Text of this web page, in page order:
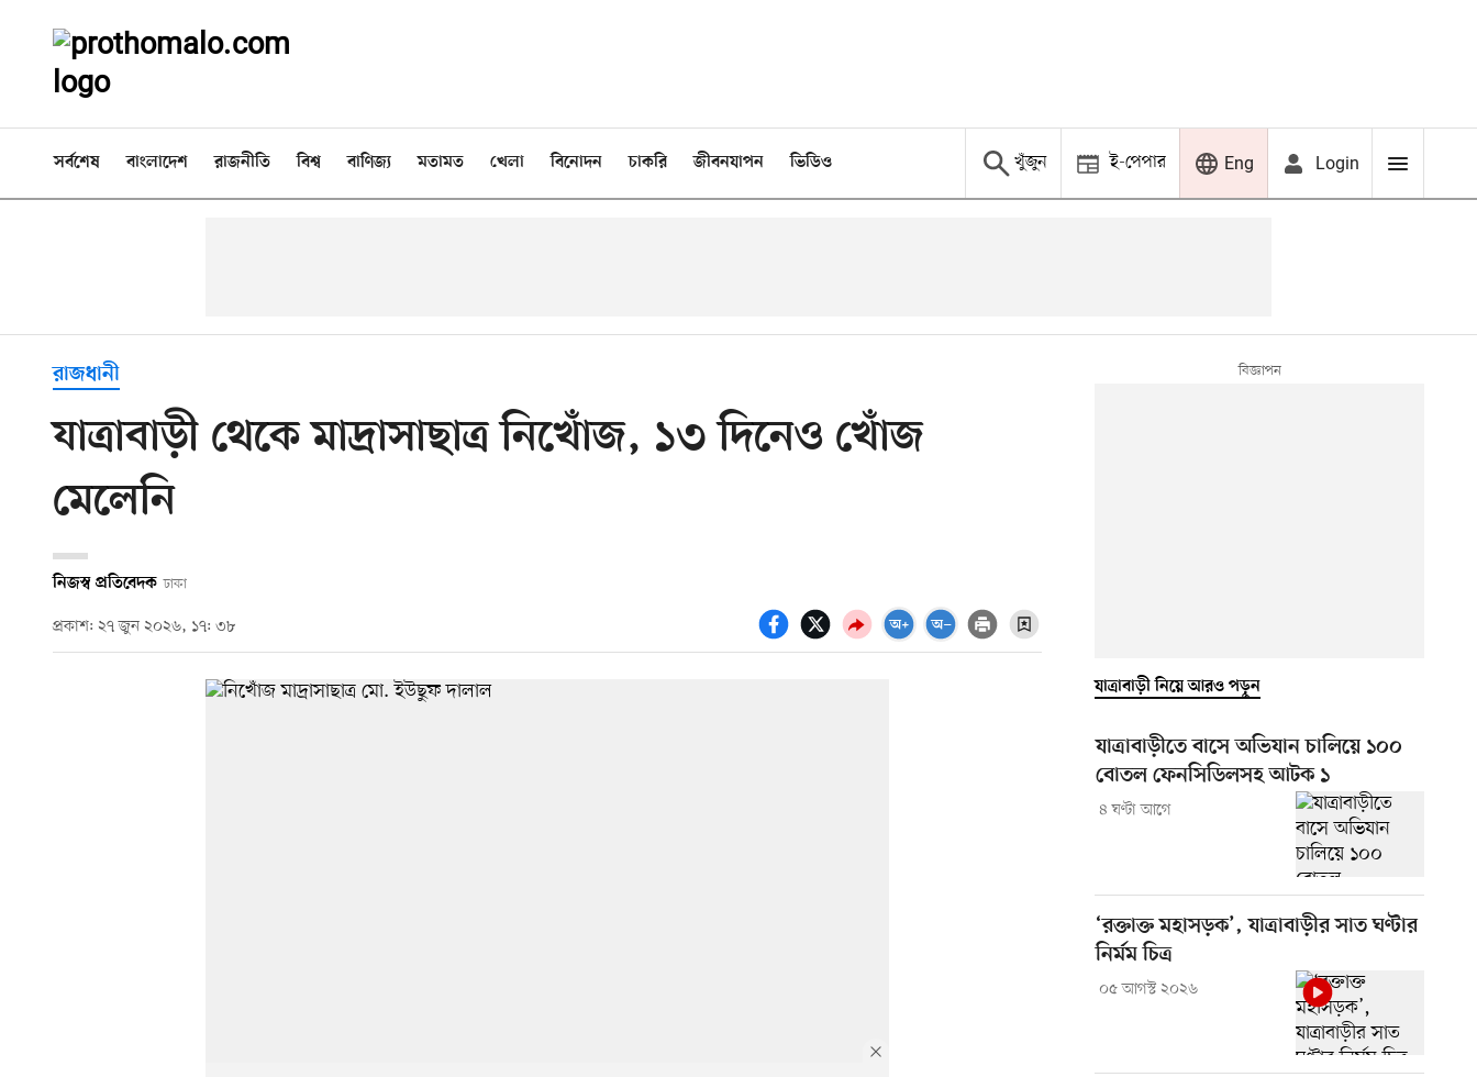
সর্বশেষ বাংলাদেশ রাজনীতি বিশ্ব বাণিজ্য মতামত খেলা বিনোদন চাকরি জীবনযাপন ভিডিও খুঁজুন ই-পেপার Eng Login
রাজধানী
যাত্রাবাড়ী থেকে মাদ্রাসাছাত্র নিখোঁজ, ১৩ দিনেও খোঁজ
মেলেনি
নিজস্ব প্রতিবেদক ঢাকা
প্রকাশ: ২৭ জুন ২০২৬, ১৭: ৩৮
যাত্রাবাড়ী নিয়ে আরও পড়ুন
যাত্রাবাড়ীতে বাসে অভিযান চালিয়ে ১০০
বোতল ফেনসিডিলসহ আটক ১
৪ ঘণ্টা আগে
‘রক্তাক্ত মহাসড়ক’, যাত্রাবাড়ীর সাত ঘণ্টার
নির্মম চিত্র
০৫ আগস্ট ২০২৬